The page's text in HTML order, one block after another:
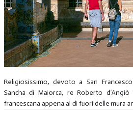
Religiosissimo, devoto a San
Sancha di Maiorca, re Roberto
francescana appena al di fuori delle mura